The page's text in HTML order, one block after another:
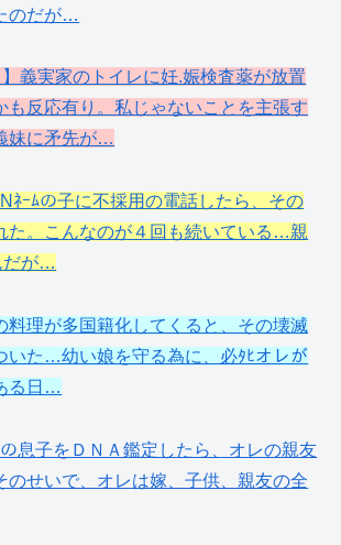
のだが…
義実家のトイレに妊.娠検査薬が放置
も反応有り。私じゃないことを主張す
妹に矛先が…
ﾈｰﾑの子に不採用の電話したら、その
た。こんなのが４回も続いている…親
だが…
料理が多国籍化してくると、その壊滅
いた…幼い娘を守る為に、必ﾀﾋオレが
る日…
の息子をＤＮＡ鑑定したら、オレの親友
せいで、オレは嫁、子供、親友の全